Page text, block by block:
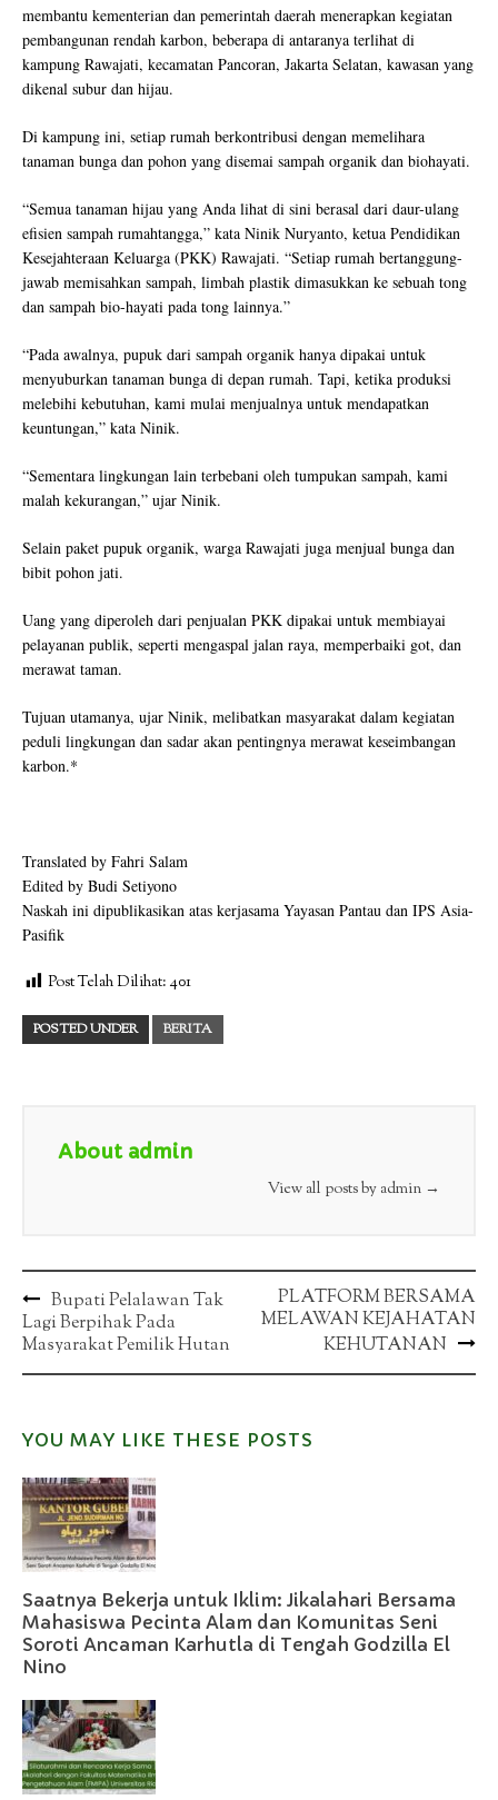
membantu kementerian dan pemerintah daerah menerapkan kegiatan
pembangunan rendah karbon, beberapa di antaranya terlihat di
kampung Rawajati, kecamatan Pancoran, Jakarta Selatan, kawasan yang
dikenal subur dan hijau.
Di kampung ini, setiap rumah berkontribusi dengan memelihara
tanaman bunga dan pohon yang disemai sampah organik dan biohayati.
“Semua tanaman hijau yang Anda lihat di sini berasal dari daur-ulang
efisien sampah rumahtangga,” kata Ninik Nuryanto, ketua Pendidikan
Kesejahteraan Keluarga (PKK) Rawajati. “Setiap rumah bertanggung-
jawab memisahkan sampah, limbah plastik dimasukkan ke sebuah tong
dan sampah bio-hayati pada tong lainnya.”
“Pada awalnya, pupuk dari sampah organik hanya dipakai untuk
menyuburkan tanaman bunga di depan rumah. Tapi, ketika produksi
melebihi kebutuhan, kami mulai menjualnya untuk mendapatkan
keuntungan,” kata Ninik.
“Sementara lingkungan lain terbebani oleh tumpukan sampah, kami
malah kekurangan,” ujar Ninik.
Selain paket pupuk organik, warga Rawajati juga menjual bunga dan
bibit pohon jati.
Uang yang diperoleh dari penjualan PKK dipakai untuk membiayai
pelayanan publik, seperti mengaspal jalan raya, memperbaiki got, dan
merawat taman.
Tujuan utamanya, ujar Ninik, melibatkan masyarakat dalam kegiatan
peduli lingkungan dan sadar akan pentingnya merawat keseimbangan
karbon.*
Translated by Fahri Salam
Edited by Budi Setiyono
Naskah ini dipublikasikan atas kerjasama Yayasan Pantau dan IPS Asia-
Pasifik
Post Telah Dilihat: 401
POSTED UNDER BERITA
About admin
View all posts by admin →
Post
navigation
Bupati Pelalawan Tak
Lagi Berpihak Pada
Masyarakat Pemilik Hutan
PLATFORM BERSAMA
MELAWAN KEJAHATAN
KEHUTANAN
YOU MAY LIKE THESE POSTS
Saatnya Bekerja untuk Iklim: Jikalahari Bersama
Mahasiswa Pecinta Alam dan Komunitas Seni
Soroti Ancaman Karhutla di Tengah Godzilla El
Nino